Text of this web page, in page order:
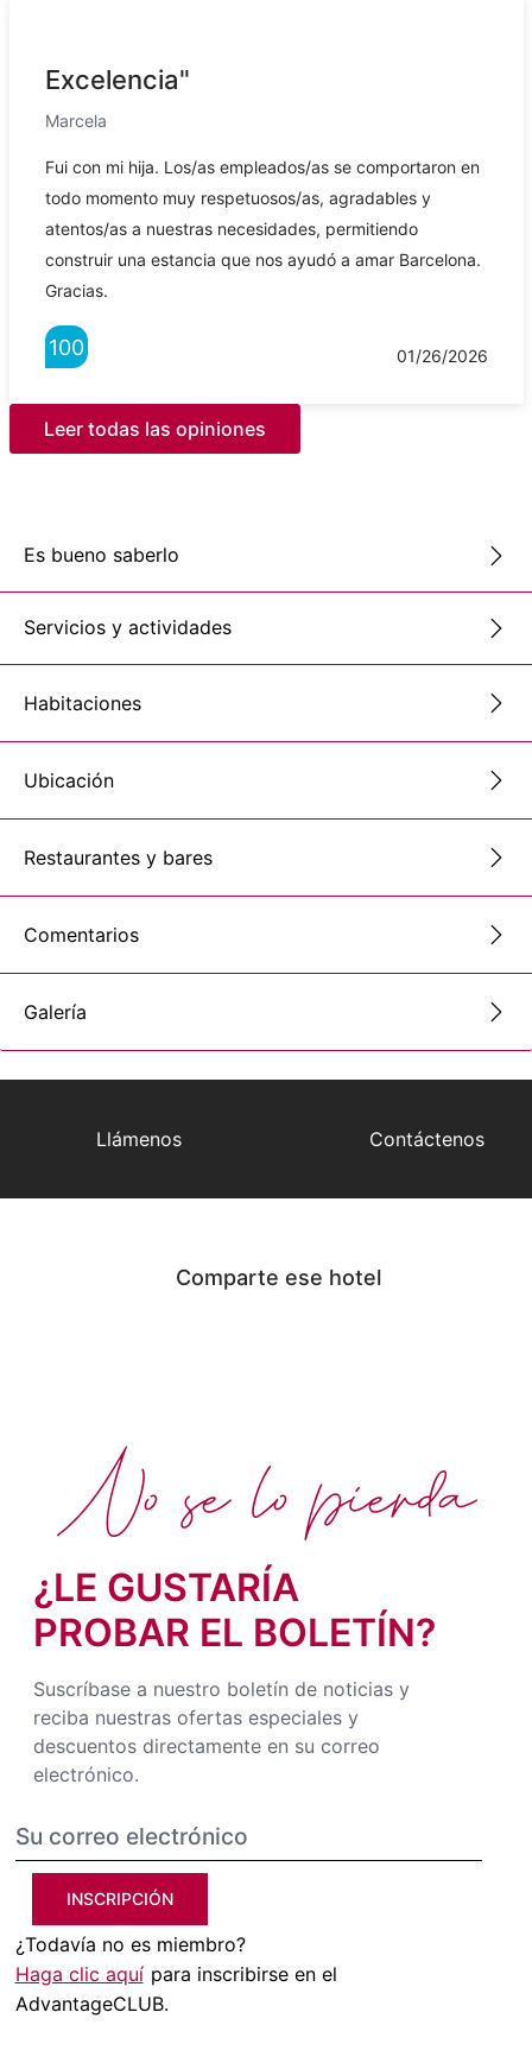
Excelencia"
Marcela
Fui con mi hija. Los/as empleados/as se comportaron en
todo momento muy respetuosos/as, agradables y
atentos/as a nuestras necesidades, permitiendo
construir una estancia que nos ayudó a amar Barcelona.
Gracias.
100 01/26/2026
Leer todas las opiniones
Es bueno saberlo
Servicios y actividades
Habitaciones
Ubicación
Restaurantes y bares
Comentarios
Galería
Llámenos Contáctenos
Comparte ese hotel
¿LE GUSTARÍA
PROBAR EL BOLETÍN?
Suscríbase a nuestro boletín de noticias y
reciba nuestras ofertas especiales y
descuentos directamente en su correo
electrónico.
INSCRIPCIÓN
¿Todavía no es miembro?
Haga clic aquí para inscribirse en el
AdvantageCLUB.
No se lo pierda